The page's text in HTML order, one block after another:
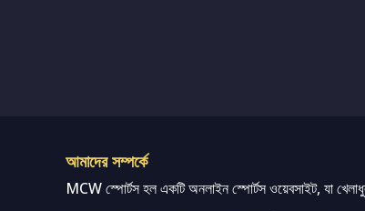
আমাদের সম্পর্কে
MCW স্পোর্টস হল একটি অনলাইন স্পোর্টস ওয়েবসাইট, যা